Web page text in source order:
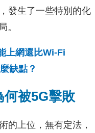
發生了一些特別的化
。
上網還比Wi-Fi
缺點？
被5G擊敗
的上位，無有定法，